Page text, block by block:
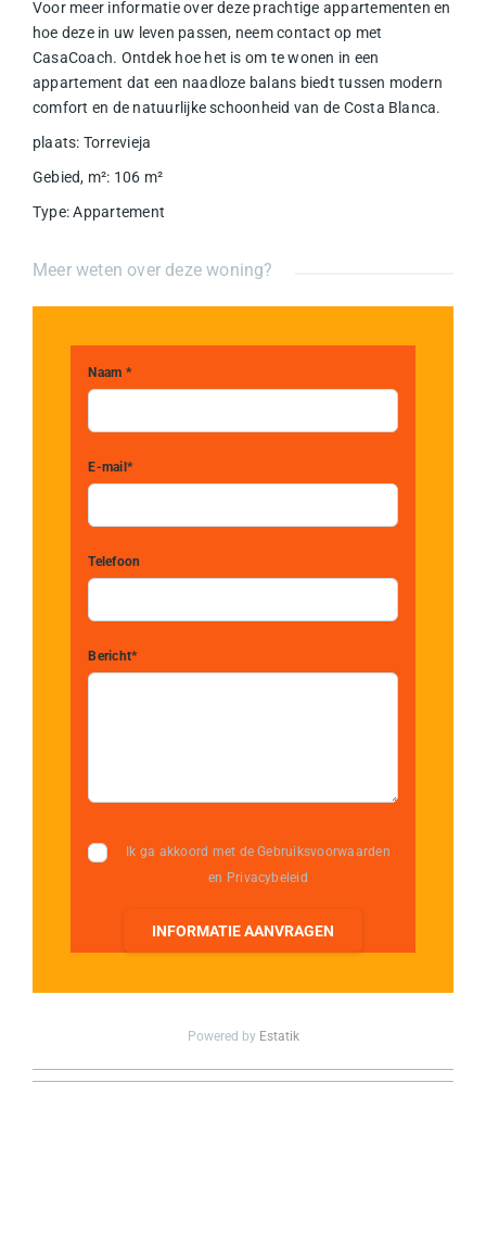
Voor meer informatie over deze prachtige appartementen en
hoe deze in uw leven passen, neem contact op met
CasaCoach. Ontdek hoe het is om te wonen in een
appartement dat een naadloze balans biedt tussen modern
comfort en de natuurlijke schoonheid van de Costa Blanca.
plaats: Torrevieja
Gebied, m²: 106 m²
Type: Appartement
Meer weten over deze woning?
Naam *
E-mail*
Telefoon
Bericht*
Ik ga akkoord met de Gebruiksvoorwaarden
en Privacybeleid
INFORMATIE AANVRAGEN
Powered by Estatik